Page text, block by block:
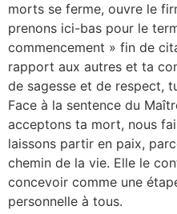
morts se ferme, ouvre le
prenons ici-bas pour le
commencement » fin de
rapport aux autres et ta
de sagesse et de respect,
Face à la sentence du
acceptons ta mort, nous
laissons partir en paix,
chemin de la vie. Elle le
concevoir comme une
personnelle à tous.